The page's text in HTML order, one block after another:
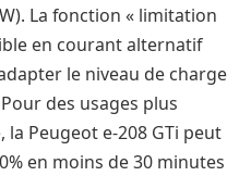
La fonction « limitation
en courant alternatif
le niveau de charge
des usages plus
Peugeot e-208 GTi peut
en moins de 30 minutes